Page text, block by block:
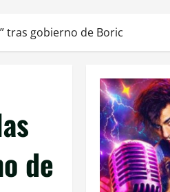
tras gobierno de Boric
de